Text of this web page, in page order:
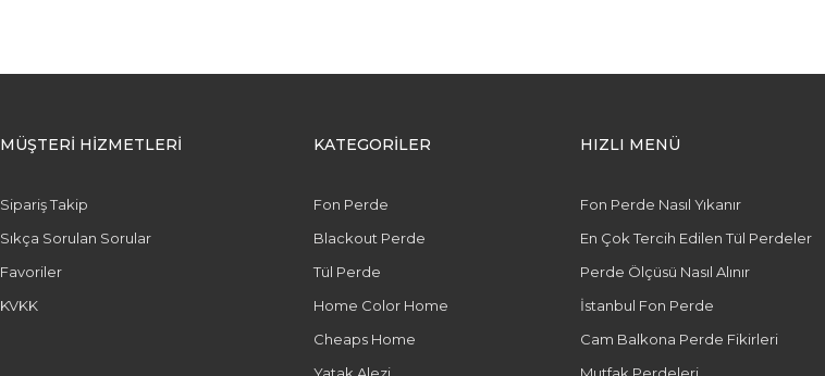
MÜŞTERİ HİZMETLERİ
Sipariş Takip
Sıkça Sorulan Sorular
Favoriler
KVKK
KATEGORİLER
Fon Perde
Blackout Perde
Tül Perde
Home Color Home
Cheaps Home
HIZLI MENÜ
Fon Perde Nasıl Yıkanır
En Çok Tercih Edilen Tül Perdeler
Perde Ölçüsü Nasıl Alınır
İstanbul Fon Perde
Cam Balkona Perde Fikirleri